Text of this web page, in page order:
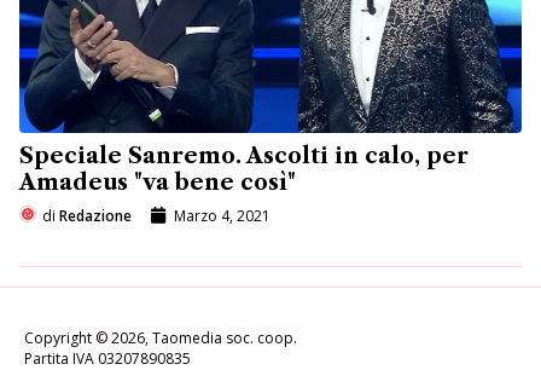
Speciale Sanremo. Ascolti in calo, per
Amadeus "va bene così"
di Redazione Marzo 4, 2021
Copyright © 2026, Taomedia soc. coop.
Partita IVA 03207890835